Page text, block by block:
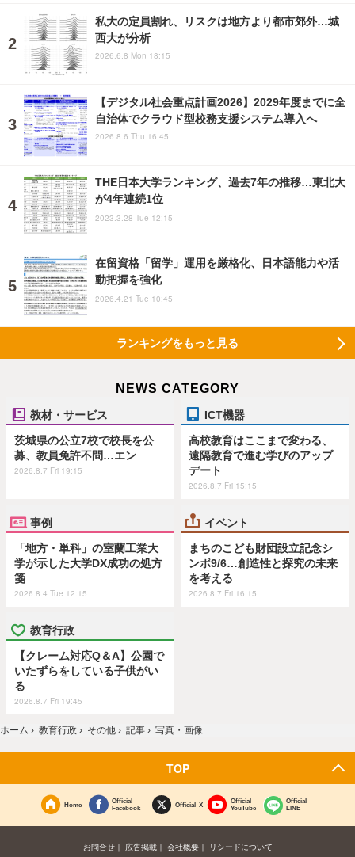
私大の定員割れ、リスクは地方より都市郊外…城
西大が分析
2026.6.8 Mon 18:15
【デジタル社会重点計画2026】2029年度までに全
自治体でクラウド型校務支援システム導入へ
2026.8.6 Thu 16:45
THE日本大学ランキング、過去7年の推移…東北大
が4年連続1位
2023.3.28 Tue 12:15
在留資格「留学」運用を厳格化、日本語能力や活
動把握を強化
2026.4.21 Tue 10:45
ランキングをもっと見る
NEWS CATEGORY
教材・サービス
茨城県の公立7校で校長を公
募、教員免許不問…エン
2026.8.7 Fri 19:15
ICT機器
高校教育はここまで変わる、
遠隔教育で進む学びのアップ
デート
2026.8.7 Fri 15:15
事例
「地方・単科」の室蘭工業大
学が示した大学DX成功の処方
箋
2026.8.4 Tue 12:15
イベント
まちのこども財団設立記念シ
ンポ9/6…創造性と探究の未来
を考える
2026.8.7 Fri 16:15
教育行政
【クレーム対応Q＆A】公園で
いたずらをしている子供がい
る
2026.8.7 Fri 19:45
ホーム › 教育行政 › その他 › 記事 › 写真・画像
TOP
Home
Official
Facebook
Official X
Official
YouTube
Official
LINE
お問合せ 広告掲載 会社概要 リシードについて